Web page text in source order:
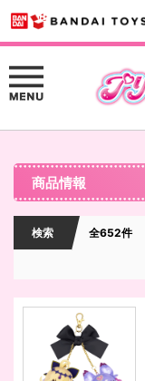
商品情報
検索 全652件